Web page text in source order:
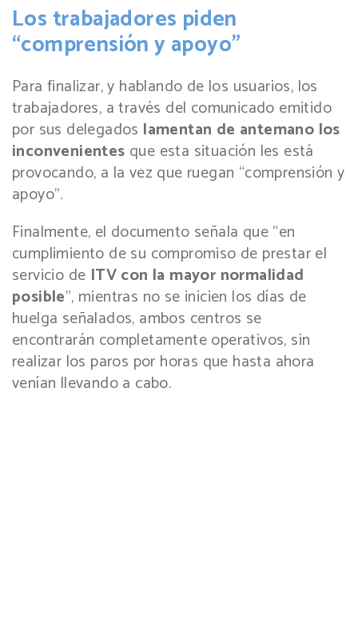
Los trabajadores piden
“comprensión y apoyo”
Para finalizar, y hablando de los usuarios, los
trabajadores, a través del comunicado emitido
por sus delegados lamentan de antemano los
inconvenientes que esta situación les está
provocando, a la vez que ruegan “comprensión y
apoyo”.
Finalmente, el documento señala que “en
cumplimiento de su compromiso de prestar el
servicio de ITV con la mayor normalidad
posible”, mientras no se inicien los días de
huelga señalados, ambos centros se
encontrarán completamente operativos, sin
realizar los paros por horas que hasta ahora
venían llevando a cabo.